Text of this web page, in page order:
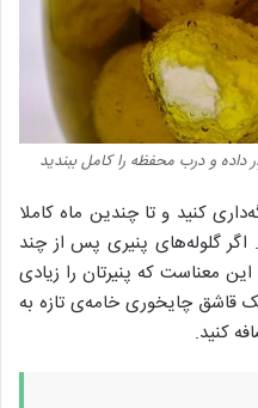
داده و درب محفظه را کامل ببندید
کنید و تا چندین ماه کاملا
گلوله‌های پنیری پس از چند
معناست که پنیرتان را زیادی
قاشق چایخوری خامه‌ی تازه به
کنید.